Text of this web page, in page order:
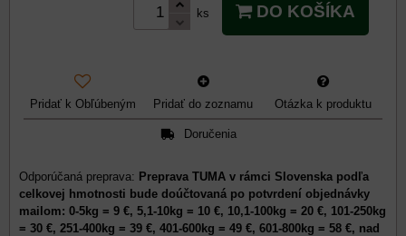
ks DO KOŠÍKA
Pridať k Obľúbeným Pridať do zoznamu Otázka k produktu
Doručenia
Preprava TUMA v rámci Slovenska podľa
celkovej hmotnosti bude doúčtovaná po potvrdení objednávky
mailom: 0-5kg = 9 €, 5,1-10kg = 10 €, 10,1-100kg = 20 €, 101-250kg
= 30 €, 251-400kg = 39 €, 401-600kg = 49 €, 601-800kg = 58 €, nad